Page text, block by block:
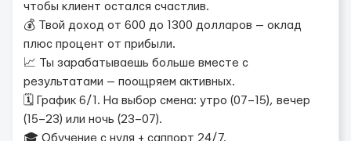
чтобы клиент остался счастлив.
💰 Твой доход от 600 до 1300 долларов — оклад
плюс процент от прибыли.
📈 Ты зарабатываешь больше вместе с
результатами — поощряем активных.
🗓 График 6/1. На выбор смена: утро (07–15), вечер
(15–23) или ночь (23–07).
🎓 Обучение с нуля + саппорт 24/7.